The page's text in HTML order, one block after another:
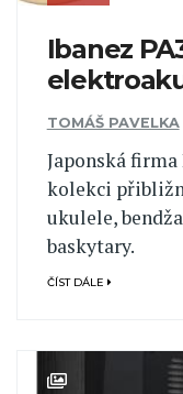
Ibanez
TOMÁŠ PAVELKA
Japonská
kolekci
ukulele,
baskytary.
ČÍST DÁLE